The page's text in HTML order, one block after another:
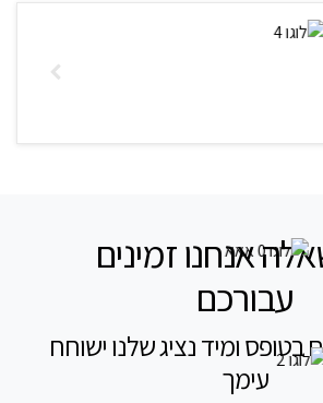
אנחנו זמינים
עבורכם
בטופס ומיד נציג שלנו ישוחח
עימך